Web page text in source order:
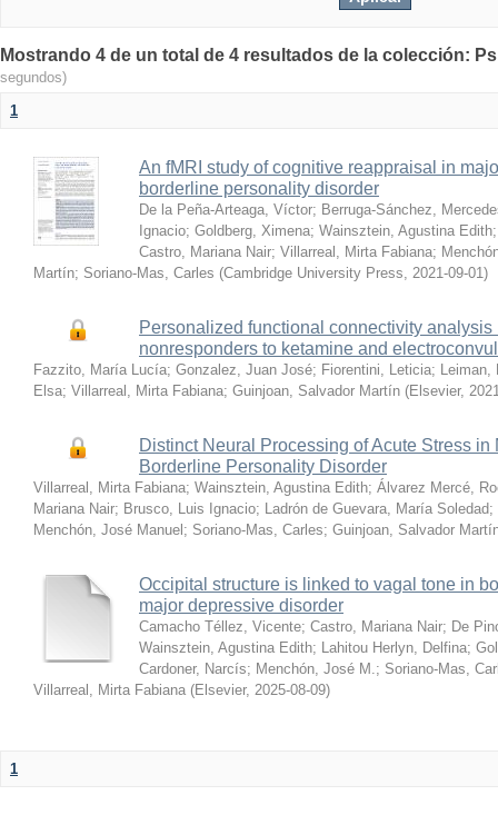
Mostrando 4 de un total de 4 resultados de la colección:
segundos)
1
An fMRI study of cognitive reappraisal in
borderline personality disorder
De la Peña-Arteaga, Víctor; Berruga-Sánchez,
Ignacio; Goldberg, Ximena; Wainsztein, Agustina Edith
Castro, Mariana Nair; Villarreal, Mirta Fabiana;
Martín; Soriano-Mas, Carles (Cambridge University Press, 2021-09-01)
Personalized functional connectivity
nonresponders to ketamine and
Fazzito, María Lucía; Gonzalez, Juan José; Fiorentini, Leticia; Leiman,
Elsa; Villarreal, Mirta Fabiana; Guinjoan, Salvador Martín (Elsevier,
Distinct Neural Processing of Acute Stress
Borderline Personality Disorder
Villarreal, Mirta Fabiana; Wainsztein, Agustina Edith; Álvarez Mercé,
Mariana Nair; Brusco, Luis Ignacio; Ladrón de Guevara, María Soledad;
Menchón, José Manuel ; Soriano-Mas, Carles; Guinjoan, Salvador
Occipital structure is linked to vagal tone in
major depressive disorder
Camacho Téllez, Vicente; Castro, Mariana Nair; De
Wainsztein, Agustina Edith; Lahitou Herlyn, Delfina;
Cardoner, Narcís; Menchón, José M.; Soriano-Mas,
Villarreal, Mirta Fabiana (Elsevier, 2025-08-09)
1